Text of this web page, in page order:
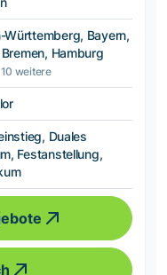
Württemberg, Bayern,
Bremen, Hamburg
weitere
Duales
Festanstellung,